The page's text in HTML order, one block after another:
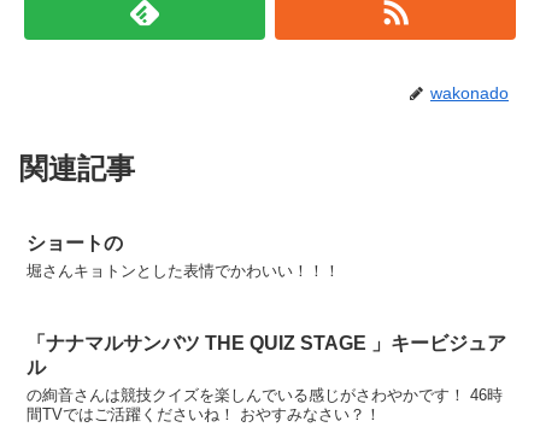
wakonado
関連記事
ショートの
堀さんキョトンとした表情でかわいい！！！
「ナナマルサンバツ THE QUIZ STAGE 」キービジュア
ル
の絢音さんは競技クイズを楽しんでいる感じがさわやかです！ 46時
間TVではご活躍くださいね！ おやすみなさい？！